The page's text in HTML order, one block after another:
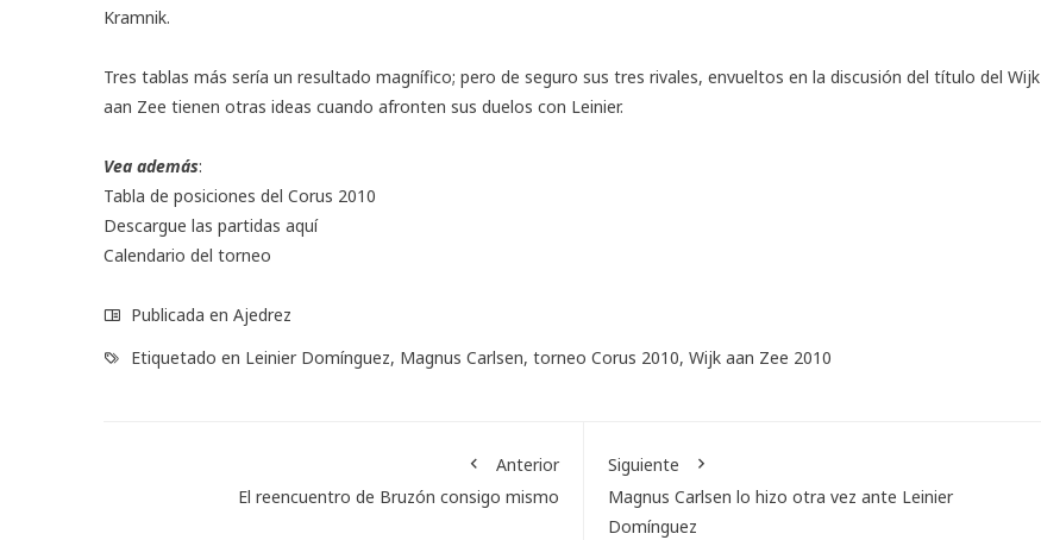
Kramnik.
Tres tablas más sería un resultado magnífico; pero de seguro sus tres rivales, envueltos en la discusión del título del Wijk
aan Zee tienen otras ideas cuando afronten sus duelos con Leinier.
Vea además:
Tabla de posiciones del Corus 2010
Descargue las partidas aquí
Calendario del torneo
Publicada en Ajedrez
Etiquetado en Leinier Domínguez, Magnus Carlsen, torneo Corus 2010, Wijk aan Zee 2010
Anterior
El reencuentro de Bruzón consigo mismo
Siguiente
Magnus Carlsen lo hizo otra vez ante Leinier
Domínguez